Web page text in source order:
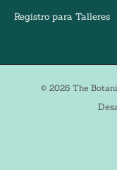
Registro para Talleres
© 2026 The